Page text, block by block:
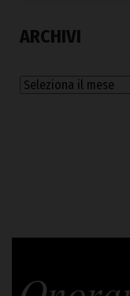
ARCHIVI
Archivi